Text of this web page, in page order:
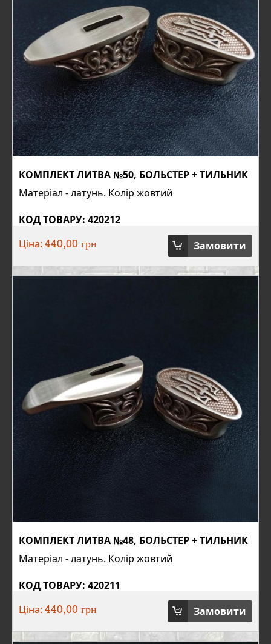
КОМПЛЕКТ ЛИТВА №50, БОЛЬСТЕР + ТИЛЬНИК
Матеріал - латунь. Колір жовтий
КОД ТОВАРУ: 420212
Ціна: 440,00 грн Замовити
КОМПЛЕКТ ЛИТВА №48, БОЛЬСТЕР + ТИЛЬНИК
Матеріал - латунь. Колір жовтий
КОД ТОВАРУ: 420211
Ціна: 440,00 грн Замовити